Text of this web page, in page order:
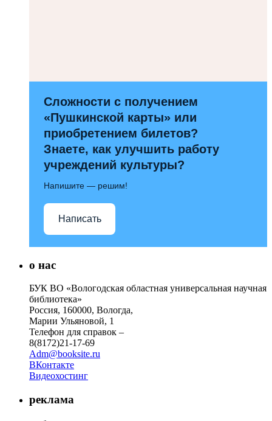
Сложности с получением
«Пушкинской карты» или
приобретением билетов?
Знаете, как улучшить работу
учреждений культуры?
Напишите — решим!
Написать
о нас
БУК ВО «Вологодская областная универсальная научная
библиотека»
Россия, 160000, Вологда,
Марии Ульяновой, 1
Телефон для справок –
8(8172)21-17-69
Adm@booksite.ru
ВКонтакте
Видеохостинг
реклама